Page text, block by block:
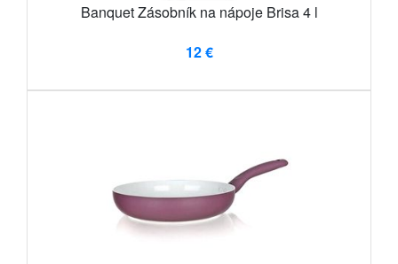
Banquet Zásobník na nápoje Brisa 4 l
12 €